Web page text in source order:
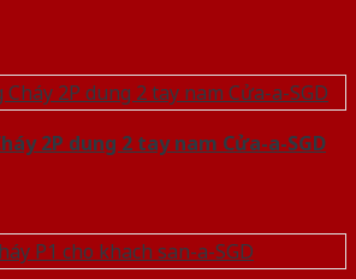
2P dung 2 tay nam Cửa-a-SGD